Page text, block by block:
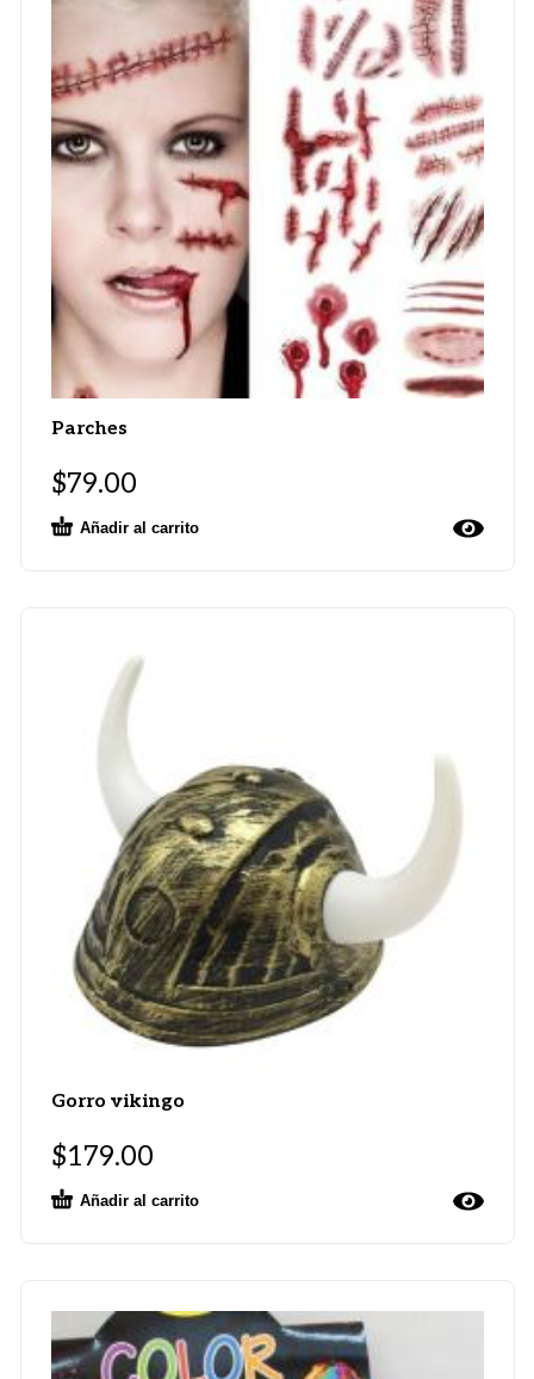
Parches
$79.00
Añadir al carrito
Gorro vikingo
$179.00
Añadir al carrito